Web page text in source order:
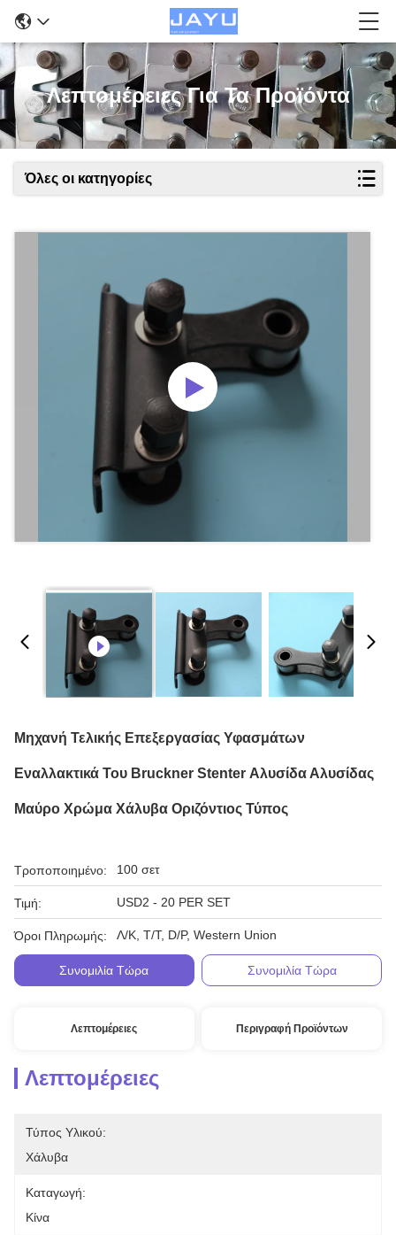
Λεπτομέρειες Για Τα Προϊόντα
Όλες οι κατηγορίες
Μηχανή Τελικής Επεξεργασίας Υφασμάτων
Εναλλακτικά Του Bruckner Stenter Αλυσίδα Αλυσίδας
Μαύρο Χρώμα Χάλυβα Οριζόντιος Τύπος
Τροποποιημένο: 100 σετ
Τιμή: USD2 - 20 PER SET
Όροι Πληρωμής: Λ/Κ, T/T, D/P, Western Union
Συνομιλία Τώρα Συνομιλία Τώρα
Λεπτομέρειες Περιγραφή Προϊόντων
Λεπτομέρειες
Τύπος Υλικού:
Χάλυβα
Καταγωγή:
Κίνα